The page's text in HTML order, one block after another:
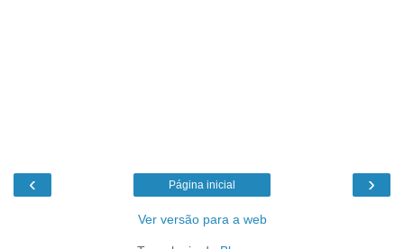
‹ ›
Página inicial
Ver versão para a web